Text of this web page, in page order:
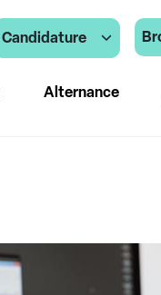
Candidature
Alternance